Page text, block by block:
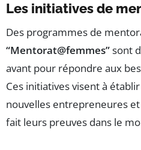
Les initiatives de
Des programmes de
“Mentorat@femmes”sont
avant pour répondre aux
Ces initiatives visent à
nouvelles entrepreneures
fait leurs preuves dans le